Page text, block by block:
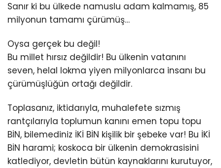
Sanır ki bu ülkede namuslu adam kalmamış, 85
milyonun tamamı çürümüş…
Oysa gerçek bu değil!
Bu millet hırsız değildir! Bu ülkenin vatanını
seven, helal lokma yiyen milyonlarca insanı bu
çürümüşlüğün ortağı değildir.
Toplasanız, iktidarıyla, muhalefete sızmış
rantçılarıyla toplumun kanını emen topu topu
BİN, bilemediniz İKİ BİN kişilik bir şebeke var! Bu İKİ
BİN harami; koskoca bir ülkenin demokrasisini
katlediyor, devletin bütün kaynaklarını kurutuyor,